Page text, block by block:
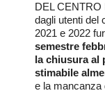
DEL
dagli utenti del
2021 e 2022
semestre
la chiusura al
stimabile
e la mancanza